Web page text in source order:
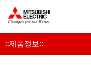
::제품정보::